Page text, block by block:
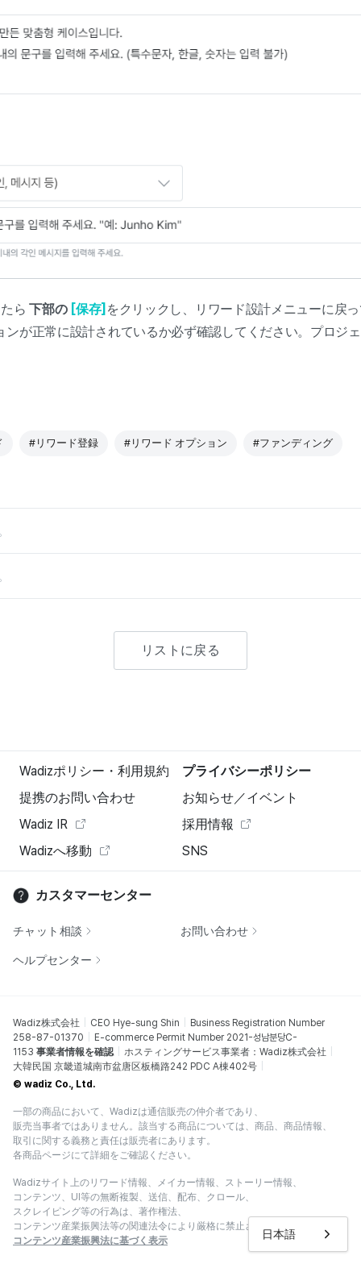
日本語
ら 下部の [保存] をクリックし、リワード設計メニューに戻
ンが正常に設計されているか必ず確認してください。プロジ
#リワード登録 #リワード オプション #ファンディング
リストに戻る
Wadizポリシー・利用規約
プライバシーポリシー
提携のお問い合わせ
お知らせ／イベント
Wadiz IR
採用情報
Wadizへ移動
SNS
カスタマーセンター
チャット相談 お問い合わせ
ヘルプセンター
Wadiz株式会社 CEO Hye-sung Shin
Business Registration Number
258-87-01370
E-commerce Permit Number 2021-성남분당C-
1153 事業者情報を確認
ホスティングサービス事業者：Wadiz株式会社
大韓民国 京畿道城南市盆唐区板橋路242 PDC A棟402号
© wadiz Co., Ltd.
一部の商品において、Wadizは通信販売の仲介者であり、
販売当事者ではありません。該当する商品については、商品、商品情報、
取引に関する義務と責任は販売者にあります。
各商品ページにて詳細をご確認ください。
Wadizサイト上のリワード情報、メイカー情報、ストーリー情報、
コンテンツ、UI等の無断複製、送信、配布、クロール、
スクレイピング等の行為は、著作権法、
コンテンツ産業振興法等の関連法令により厳格に禁止されています。
コンテンツ産業振興法に基づく表示